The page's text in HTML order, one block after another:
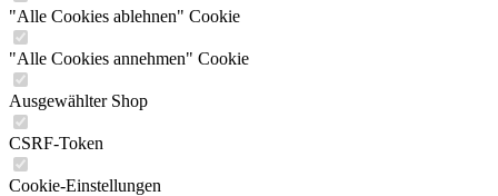
"Alle Cookies ablehnen" Cookie
"Alle Cookies annehmen" Cookie
Ausgewählter Shop
CSRF-Token
Cookie-Einstellungen